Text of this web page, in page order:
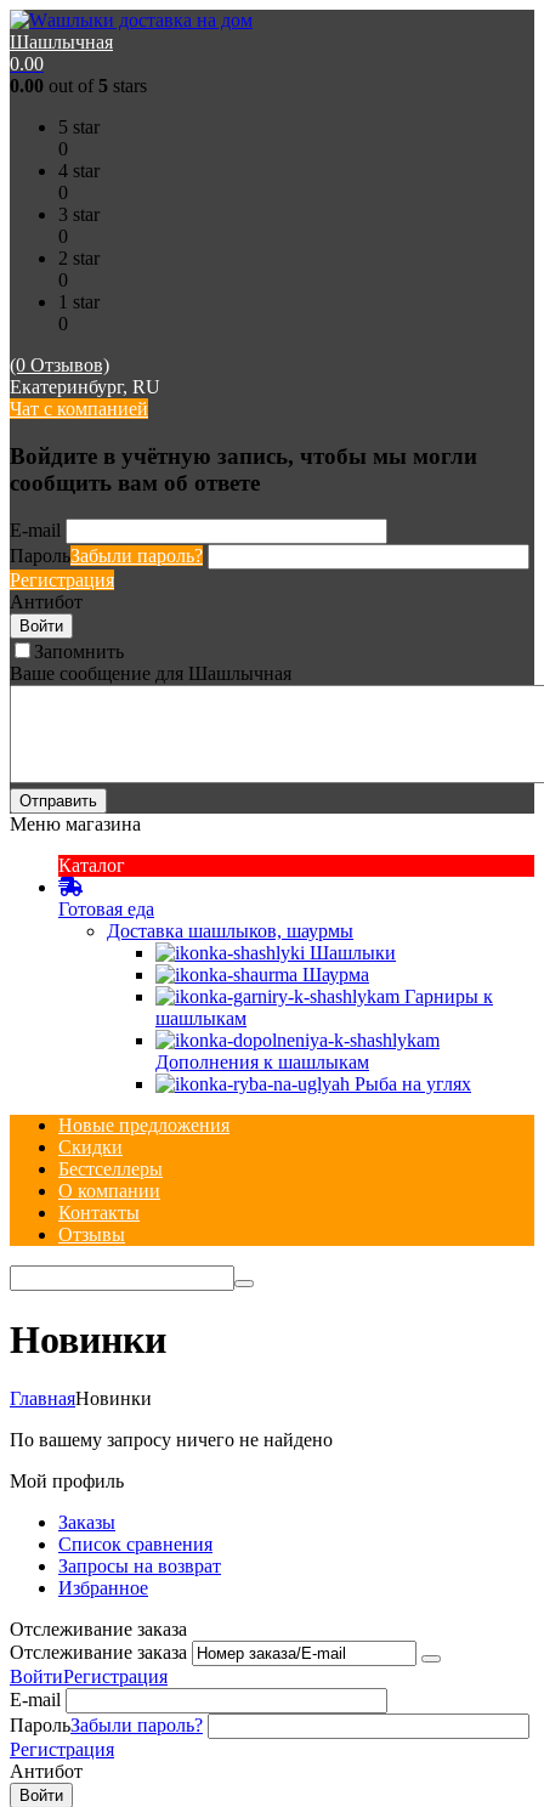
Шашлычная
0.00
0.00 out of 5 stars
5 star
0
4 star
0
3 star
0
2 star
0
1 star
0
(0 Отзывов)
Екатеринбург, RU
Чат с компанией
Войдите в учётную запись, чтобы мы могли
сообщить вам об ответе
E-mail
ПарольЗабыли пароль?
Регистрация
Антибот
Войти
Запомнить
Ваше сообщение для Шашлычная
Отправить
Меню магазина
Каталог
Готовая еда
Доставка шашлыков, шаурмы
Шашлыки
Шаурма
Гарниры к
шашлыкам
Дополнения к шашлыкам
Рыба на углях
Новые предложения
Скидки
Бестселлеры
О компании
Контакты
Отзывы
Новинки
ГлавнаяНовинки
По вашему запросу ничего не найдено
Мой профиль
Заказы
Список сравнения
Запросы на возврат
Избранное
Отслеживание заказа
Отслеживание заказа
ВойтиРегистрация
E-mail
ПарольЗабыли пароль?
Регистрация
Антибот
Войти